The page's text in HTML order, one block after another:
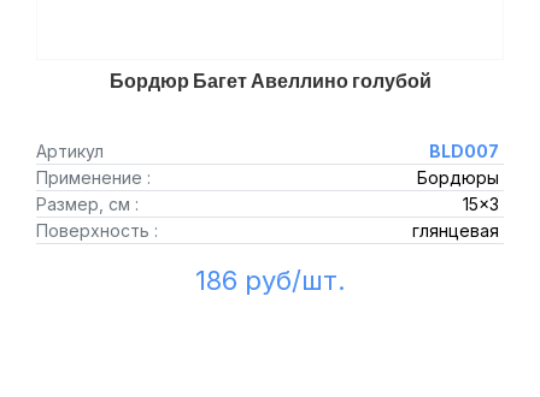
Бордюр Багет Авеллино голубой
Артикул
BLD007
Применение :
Бордюры
Размер, см :
15x3
Поверхность :
глянцевая
186 руб/шт.